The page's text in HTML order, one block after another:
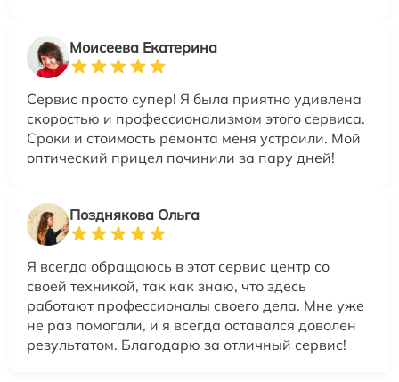
Моисеева Екатерина
Сервис просто супер! Я была приятно удивлена
скоростью и профессионализмом этого сервиса.
Сроки и стоимость ремонта меня устроили. Мой
оптический прицел починили за пару дней!
Позднякова Ольга
Я всегда обращаюсь в этот сервис центр со
своей техникой, так как знаю, что здесь
работают профессионалы своего дела. Мне уже
не раз помогали, и я всегда оставался доволен
результатом. Благодарю за отличный сервис!